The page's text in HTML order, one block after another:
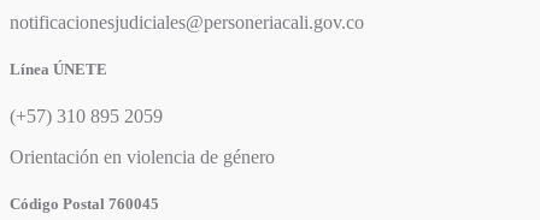
notificacionesjudiciales@personeriacali.gov.co
Línea ÚNETE
(+57) 310 895 2059
Orientación en violencia de género
Código Postal 760045